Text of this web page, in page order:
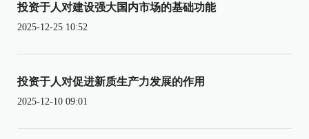
投资于人对建设强大国内市场的基础功能
2025-12-25 10:52
投资于人对促进新质生产力发展的作用
2025-12-10 09:01